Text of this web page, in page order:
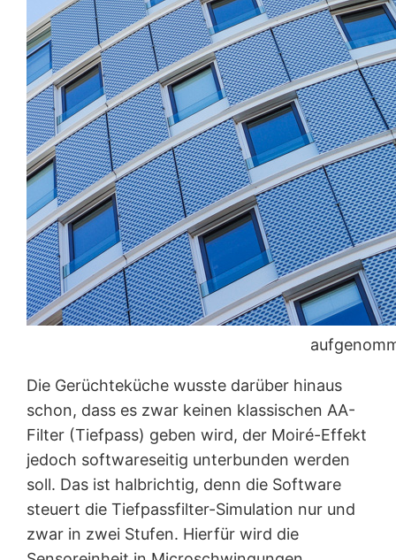
Die Gerüchteküche wusste darüber hinaus
schon, dass es zwar keinen klassischen AA-
Filter (Tiefpass) geben wird, der Moiré-Effekt
jedoch softwareseitig unterbunden werden
soll. Das ist halbrichtig, denn die Software
steuert die Tiefpassfilter-Simulation nur und
zwar in zwei Stufen. Hierfür wird die